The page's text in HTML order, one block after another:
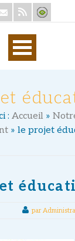
: Accueil »
» le projet
par